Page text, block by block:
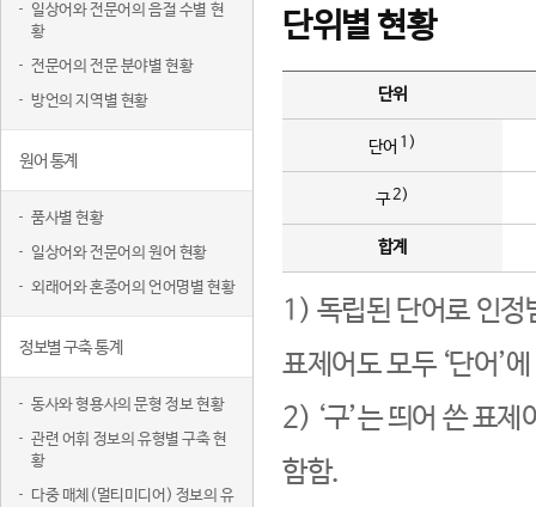
일상어와 전문어의 음절 수별 현
황
전문어의 전문 분야별 현황
방언의 지역별 현황
원어 통계
품사별 현황
일상어와 전문어의 원어 현황
외래어와 혼종어의 언어명별 현황
정보별 구축 통계
동사와 형용사의 문형 정보 현황
관련 어휘 정보의 유형별 구축 현
황
다중 매체(멀티미디어) 정보의 유
단위별 현황
단위
단어 1)
구2)
합계
1) 독립된 단어로 인정
표제어도 모두 ‘단어’
2) ‘구’는 띄어 쓴 표
함함.